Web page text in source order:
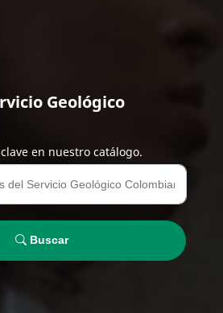
Geológico
en nuestro catálogo.
Buscar